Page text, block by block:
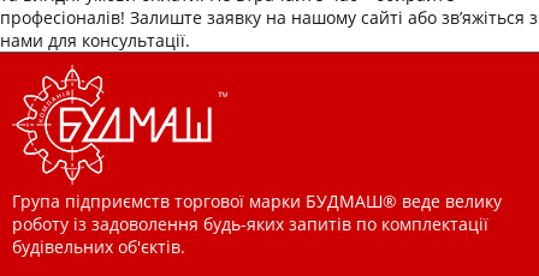
професіоналів! Залиште заявку на нашому сайті або зв’яжіться з
нами для консультації.
Група підприємств торгової марки БУДМАШ® веде велику
роботу із задоволення будь-яких запитів по комплектації
будівельних об'єктів.